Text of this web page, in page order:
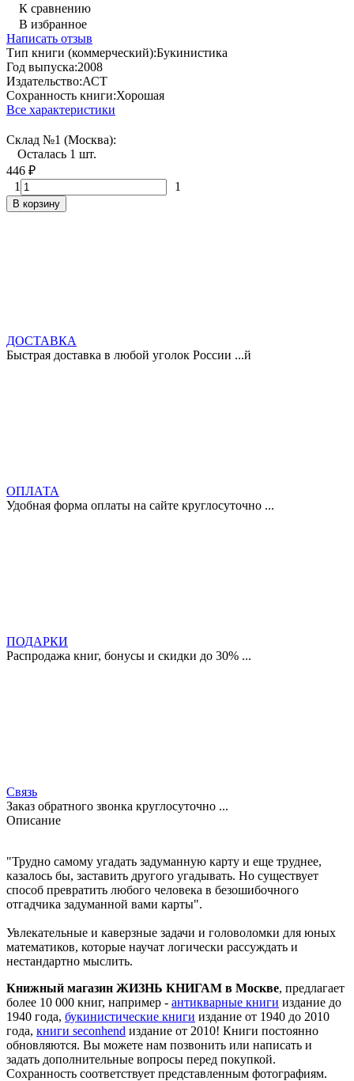
К сравнению
В избранное
Написать отзыв
Тип книги (коммерческий):Букинистика
Год выпуска:2008
Издательство:АСТ
Сохранность книги:Хорошая
Все характеристики
Склад №1 (Москва):
Осталась 1 шт.
446 ₽
1
1
В корзину
ДОСТАВКА
Быстрая доставка в любой уголок России ...й
ОПЛАТА
Удобная форма оплаты на сайте круглосуточно ...
ПОДАРКИ
Распродажа книг, бонусы и скидки до 30% ...
Связь
Заказ обратного звонка круглосуточно ...
Описание
"Трудно самому угадать задуманную карту и еще труднее,
казалось бы, заставить другого угадывать. Но существует
способ превратить любого человека в безошибочного
отгадчика задуманной вами карты".
Увлекательные и каверзные задачи и головоломки для юных
математиков, которые научат логически рассуждать и
нестандартно мыслить.
Книжный магазин ЖИЗНЬ КНИГАМ в Москве, предлагает
более 10 000 книг, например - антикварные книги издание до
1940 года, букинистические книги издание от 1940 до 2010
года, книги seconhend издание от 2010! Книги постоянно
обновляются. Вы можете нам позвонить или написать и
задать дополнительные вопросы перед покупкой.
Сохранность соответствует представленным фотографиям.